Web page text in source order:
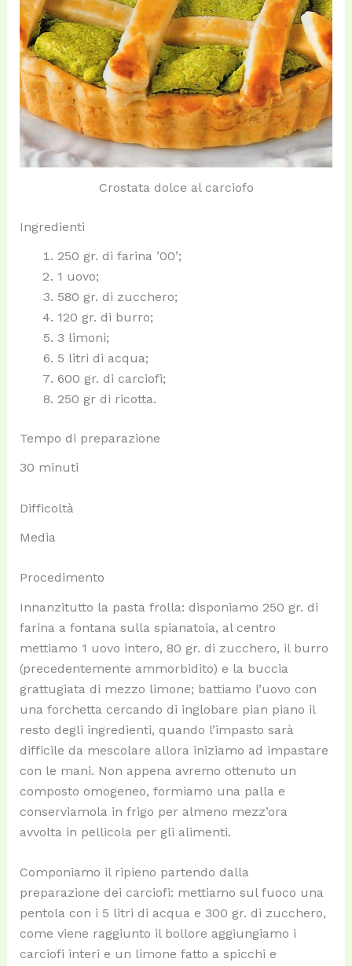
Crostata dolce al carciofo
Ingredienti
250 gr. di farina ’00’;
1 uovo;
580 gr. di zucchero;
120 gr. di burro;
3 limoni;
5 litri di acqua;
600 gr. di carciofi;
250 gr di ricotta.
Tempo di preparazione
30 minuti
Difficoltà
Media
Procedimento
Innanzitutto la pasta frolla: disponiamo 250 gr. di
farina a fontana sulla spianatoia, al centro
mettiamo 1 uovo intero, 80 gr. di zucchero, il burro
(precedentemente ammorbidito) e la buccia
grattugiata di mezzo limone; battiamo l’uovo con
una forchetta cercando di inglobare pian piano il
resto degli ingredienti, quando l’impasto sarà
difficile da mescolare allora iniziamo ad impastare
con le mani. Non appena avremo ottenuto un
composto omogeneo, formiamo una palla e
conserviamola in frigo per almeno mezz’ora
avvolta in pellicola per gli alimenti.
Componiamo il ripieno partendo dalla
preparazione dei carciofi: mettiamo sul fuoco una
pentola con i 5 litri di acqua e 300 gr. di zucchero,
come viene raggiunto il bollore aggiungiamo i
carciofi interi e un limone fatto a spicchi e